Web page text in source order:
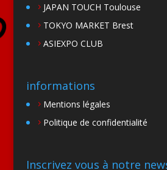
JAPAN TOUCH Toulouse
TOKYO MARKET Brest
ASIEXPO CLUB
informations
Mentions légales
Politique de confidentialité
Inscrivez vous à notre